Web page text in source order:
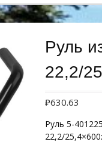
Руль
22,2/
₽630.63
Руль 5-
22,2/